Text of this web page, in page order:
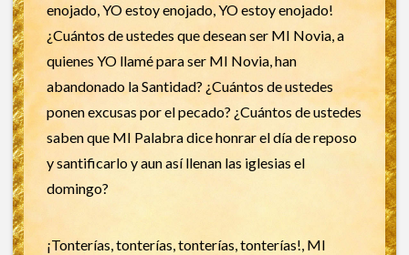
enojado, YO estoy enojado, YO estoy enojado!
¿Cuántos de ustedes que desean ser MI Novia, a
quienes YO llamé para ser MI Novia, han
abandonado la Santidad? ¿Cuántos de ustedes
ponen excusas por el pecado? ¿Cuántos de ustedes
saben que MI Palabra dice honrar el día de reposo
y santificarlo y aun así llenan las iglesias el
domingo?
¡Tonterías, tonterías, tonterías, tonterías!, MI